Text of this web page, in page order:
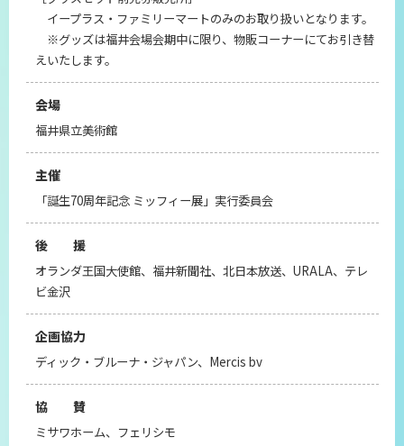
イープラス・ファミリーマートのみのお取り扱いとなります。
※グッズは福井会場会期中に限り、物販コーナーにてお引き替
えいたします。
会場
福井県立美術館
主催
「誕生70周年記念 ミッフィー展」実行委員会
後 援
オランダ王国大使館、福井新聞社、北日本放送、URALA、テレ
ビ金沢
企画協力
ディック・ブルーナ・ジャパン、Mercis bv
協 賛
ミサワホーム、フェリシモ